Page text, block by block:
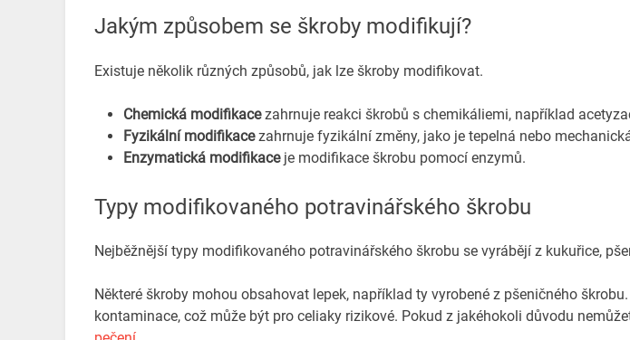
Jakým způsobem se škroby modifikují?
Existuje několik různých způsobů, jak lze škroby modifikovat.
Chemická modifikacezahrnuje reakci škrobů s chemikáliemi, například
Fyzikální modifikacezahrnuje fyzikální změny, jako je tepelná nebo
Enzymatická modifikace je modifikace škrobu pomocí enzymů.
Typy modifikovaného potravinářského škrobu
Nejběžnější typy modifikovaného potravinářského škrobu se vyrábějí z kukuřice,
Některé škroby mohou obsahovat lepek, například ty vyrobené z pšeničného
kontaminace, což může být pro celiaky rizikové. Pokud z jakéhokoli důvodu